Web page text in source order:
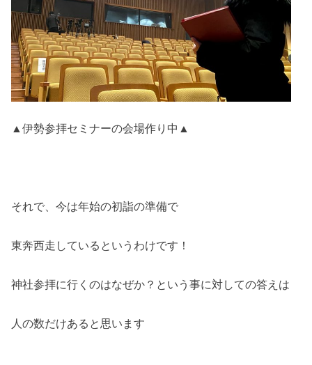
▲伊勢参拝セミナーの会場作り中▲
それで、今は年始の初詣の準備で
東奔西走しているというわけです！
神社参拝に行くのはなぜか？という事に対しての答えは
人の数だけあると思います